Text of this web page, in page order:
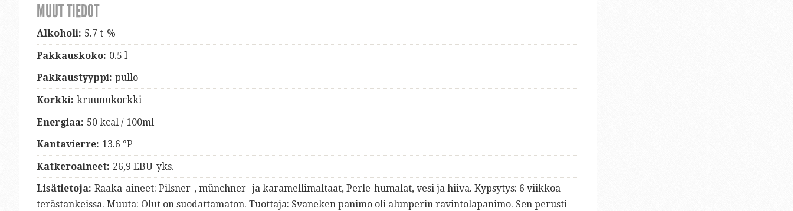
MUUT TIEDOT
Alkoholi: 5.7 t-%
Pakkauskoko: 0.5 l
Pakkaustyyppi: pullo
Korkki: kruunukorkki
Energiaa: 50 kcal / 100ml
Kantavierre: 13.6 °P
Katkeroaineet: 26,9 EBU-yks.
Lisätietoja: Raaka-aineet: Pilsner-, münchner- ja karamellimaltaat, Perle-humalat, vesi ja hiiva. Kypsytys: 6 viikkoa
terästankeissa. Muuta: Olut on suodattamaton. Tuottaja: Svaneken panimo oli alunperin ravintolapanimo. Sen perusti